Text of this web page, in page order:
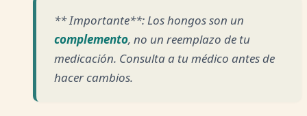
** Importante**: Los hongos son un
complemento, no un reemplazo de tu
medicación. Consulta a tu médico antes de
hacer cambios.